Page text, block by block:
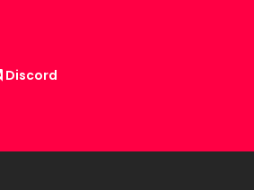
Discord